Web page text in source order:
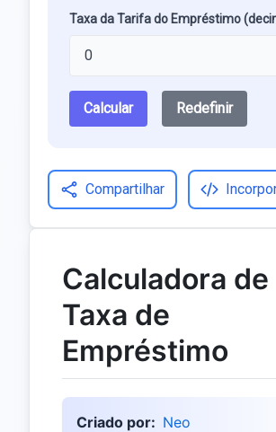
Taxa da Tarifa do Empréstimo
Calcular Redefinir
Compartilhar
Calculadora de
Taxa de
Empréstimo
Criado por: Neo